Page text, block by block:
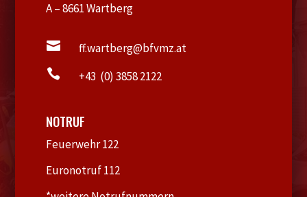
A – 8661 Wartberg
 ff.wartberg@bfvmz.at
 +43 (0) 3858 2122
NOTRUF
Feuerwehr 122
Euronotruf 112